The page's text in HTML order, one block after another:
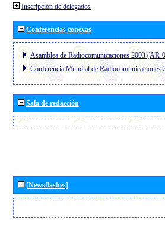
Inscripción de delegados
Conferencias conexas
Asamblea de Radiocomunicaciones 2003 (AR-
Conferencia Mundial de
Sala de redacción
[Newsflashes]